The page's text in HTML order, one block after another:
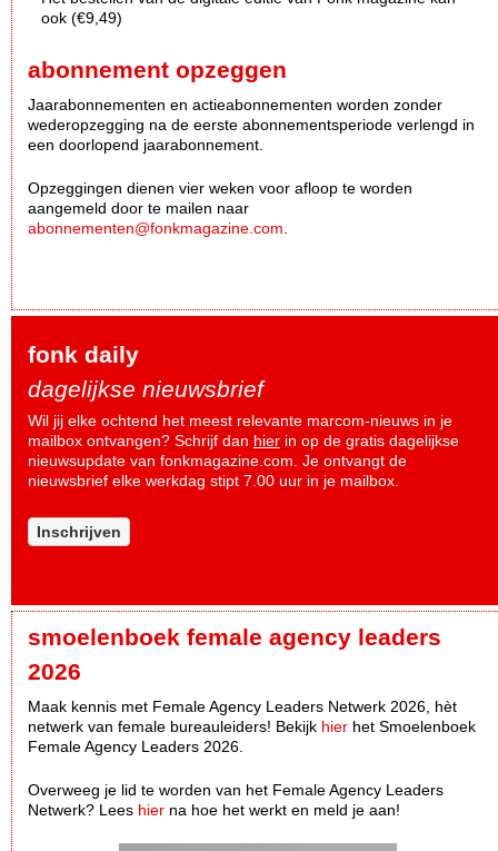
ook (€9,49)
abonnement opzeggen
Jaarabonnementen en actieabonnementen worden zonder
wederopzegging na de eerste abonnementsperiode verlengd in
een doorlopend jaarabonnement.
Opzeggingen dienen vier weken voor afloop te worden
aangemeld door te mailen naar
abonnementen@fonkmagazine.com
fonk daily
dagelijkse nieuwsbrief
Wil jij elke ochtend het meest relevante marcom-nieuws in je
mailbox ontvangen? Schrijf dan hier in op de gratis dagelijkse
nieuwsupdate van fonkmagazine.com. Je ontvangt de
nieuwsbrief elke werkdag stipt 7.00 uur in je mailbox.
Inschrijven
smoelenboek female agency leaders
2026
Maak kennis met Female Agency Leaders Netwerk 2026, hèt
netwerk van female bureauleiders! Bekijk hier het Smoelenboek
Female Agency Leaders 2026.
Overweeg je lid te worden van het Female Agency Leaders
Netwerk? Lees hier na hoe het werkt en meld je aan!